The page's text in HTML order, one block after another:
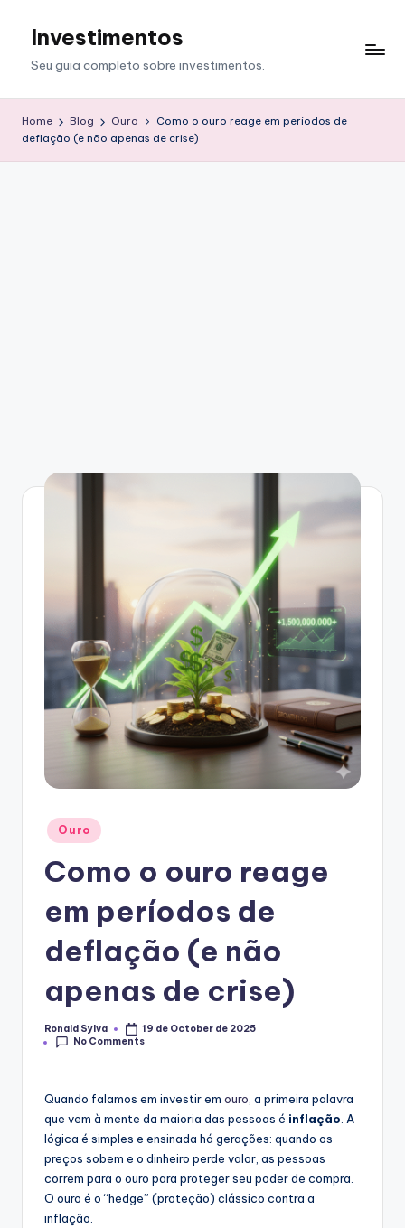
Investimentos
Seu guia completo sobre investimentos.
Home Blog Ouro
Como o ouro reage em períodos de
deflação (e não apenas de crise)
Posted
in
Ouro
Como o ouro reage
em períodos de
deflação (e não
apenas de crise)
Posted
by
Ronald Sylva
19 de October de 2025
No Comments
Quando falamos em investir em ouro , a primeira palavra
que vem à mente da maioria das pessoas é inflação . A
lógica é simples e ensinada há gerações: quando os
preços sobem e o dinheiro perde valor, as pessoas
correm para o ouro para proteger seu poder de compra.
O ouro é o “hedge” (proteção) clássico contra a
inflação.